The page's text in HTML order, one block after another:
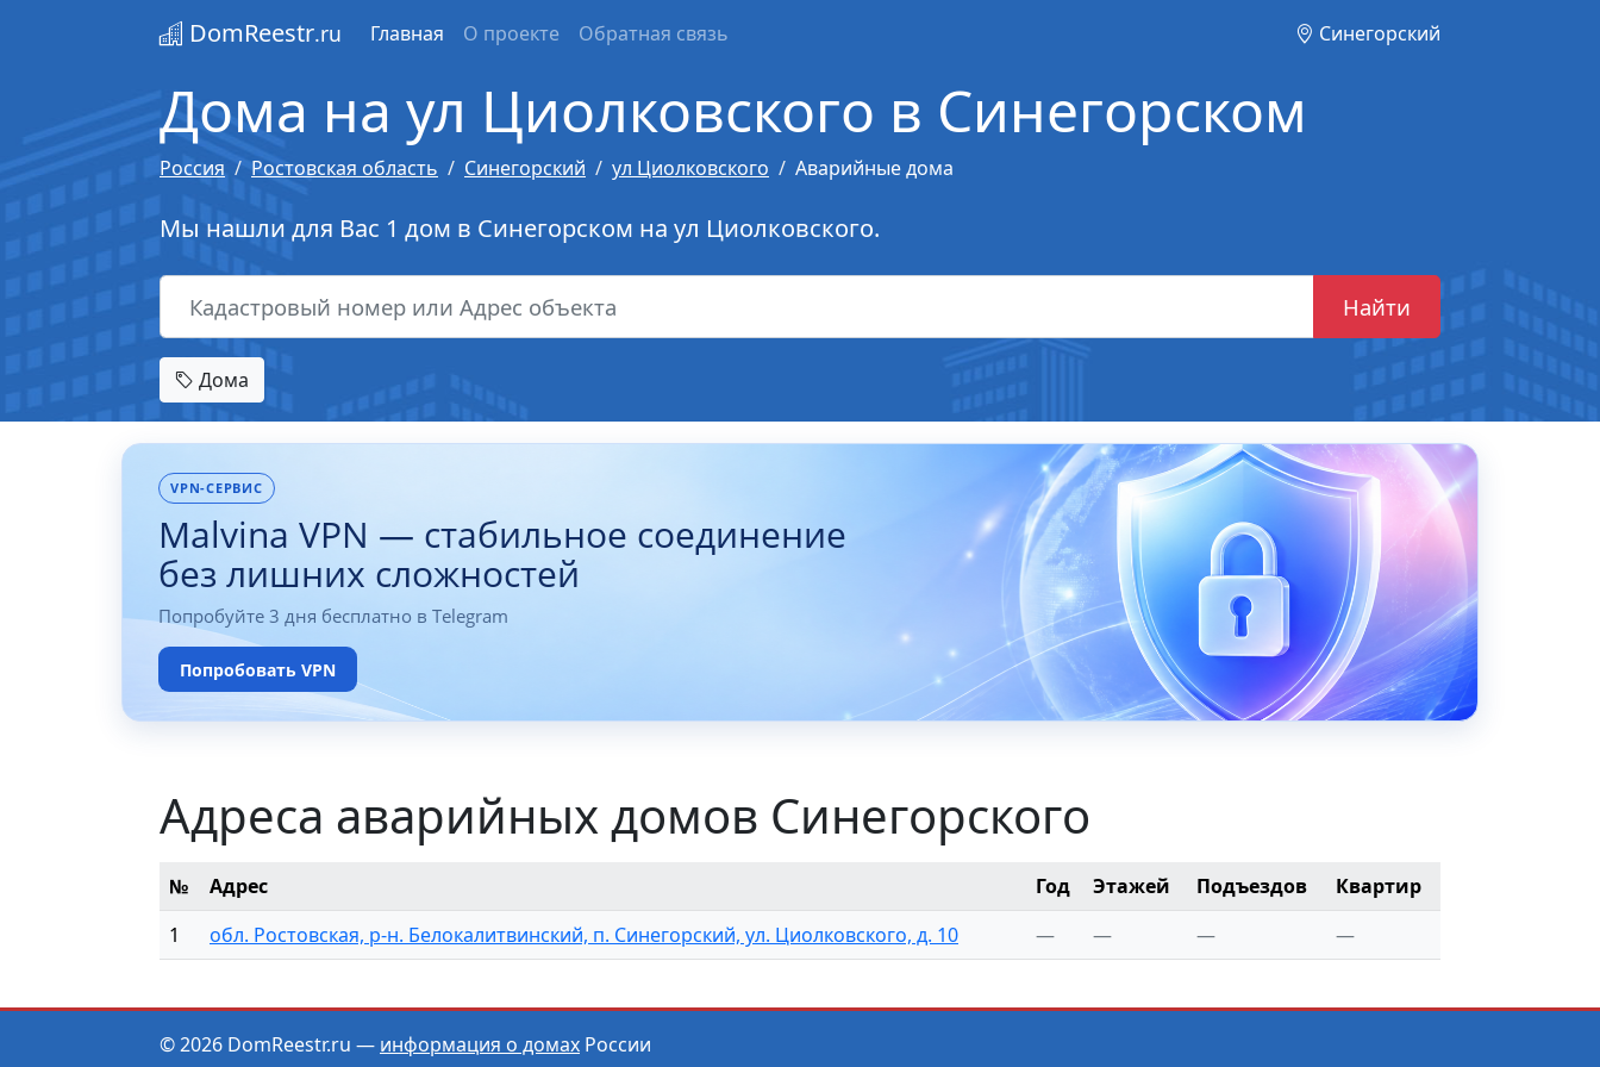
DomReestr.ru Главная О проекте Обратная связь Синегорский
Дома на ул Циолковского в Синегорском
Россия Ростовская область Синегорский ул Циолковского Аварийные дома
Мы нашли для Вас 1 дом в Синегорском на ул Циолковского.
Найти
Дома
VPN-СЕРВИС
Malvina VPN — стабильное соединение
без лишних сложностей
Попробуйте 3 дня бесплатно в Telegram
Попробовать VPN
Адреса аварийных домов Синегорского
№ Адрес Год Этажей Подъездов
Квартир
1
обл. Ростовская, р-н. Белокалитвинский, п. Синегорский, ул. Циолковского, д. 10 — — — —
© 2026 DomReestr.ru — информация о домах России